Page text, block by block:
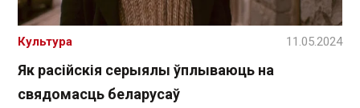
Як расійскія серыялы ўплываюць на
свядомасць беларусаў
Культура 11.05.2024